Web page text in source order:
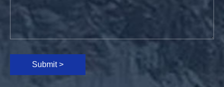
Submit >